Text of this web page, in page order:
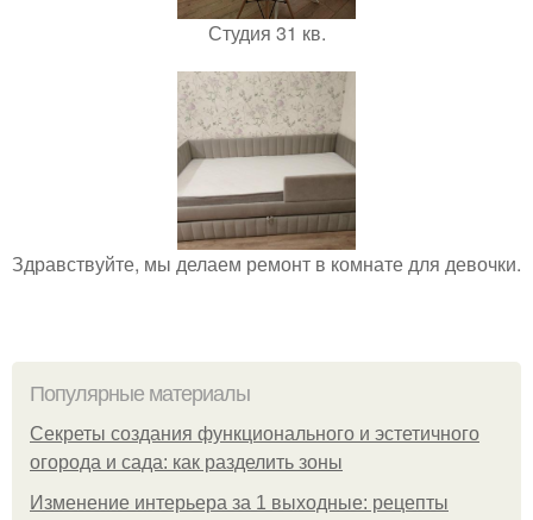
Студия 31 кв.
Здравствуйте, мы делаем ремонт в комнате для девочки.
Популярные материалы
Секреты создания функционального и эстетичного
огорода и сада: как разделить зоны
Изменение интерьера за 1 выходные: рецепты